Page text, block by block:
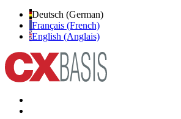
Deutsch (German)
Français (French)
English (Anglais)